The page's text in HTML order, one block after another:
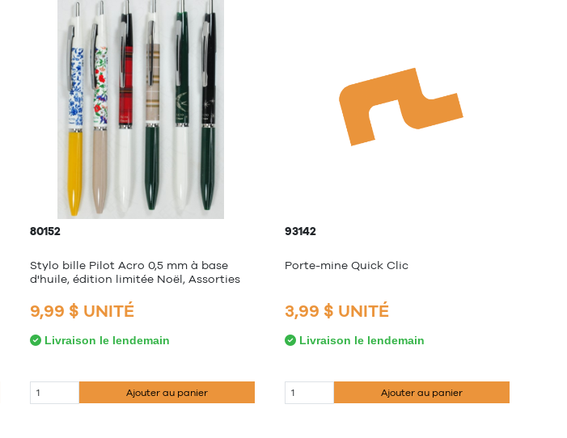
80152
Stylo bille Pilot Acro 0,5 mm à base
d'huile, édition limitée Noël, Assorties
9,99 $ UNITÉ
Livraison le lendemain
Ajouter au panier
93142
Porte-mine Quick Clic
3,99 $ UNITÉ
Livraison le lendemain
Ajouter au panier